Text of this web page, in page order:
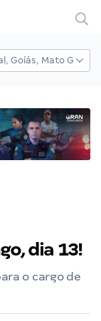
dia 13!
o cargo de